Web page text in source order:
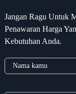
Jangan Ragu Untuk
Penawaran Harga
Kebutuhan Anda.